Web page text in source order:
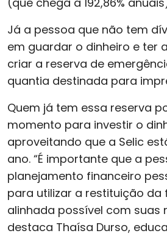
Já a pessoa que não tem
em guardar o dinheiro e ter
criar a reserva de
quantia destinada para
Quem já tem essa reserva
momento para investir o
aproveitando que a Selic
ano. “É importante que a
planejamento financeiro
para utilizar a restituição da
alinhada possível com suas
destaca Thaísa Durso,